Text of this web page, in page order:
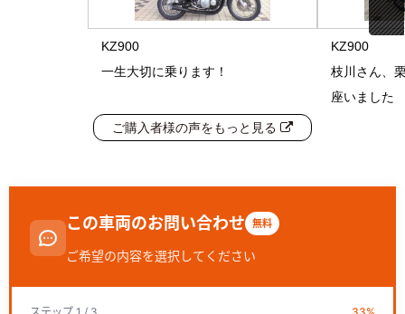
KZ900
一生大切に乗ります！
KZ900
枝川さん、
座いました
ご購入者様の声をもっと見る
この車両のお問い合わせ 無料
ご希望の内容を選択してください